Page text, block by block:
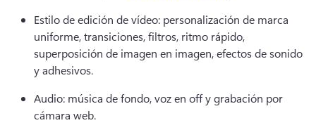
Estilo de edición de vídeo: personalización de marca
uniforme, transiciones, filtros, ritmo rápido,
superposición de imagen en imagen, efectos de sonido
y adhesivos.
Audio: música de fondo, voz en off y grabación por
cámara web.